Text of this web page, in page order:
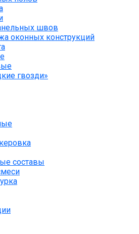
швов
оконных конструкций
гвозди»
составы